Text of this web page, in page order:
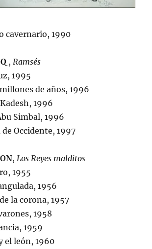
cavernario, 1990
,Ramsés
1995
de años, 1996
1996
Simbal, 1996
de Occidente, 1997
,Los Reyes malditos
1955
1956
la corona, 1957
1958
1959
el león, 1960